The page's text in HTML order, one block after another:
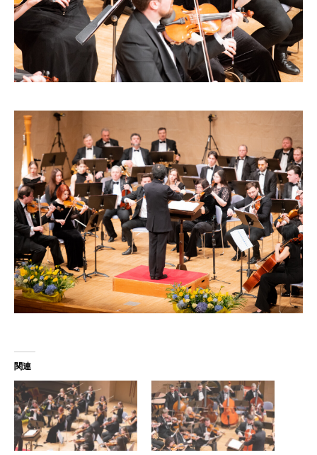
無料で登録したい企業様はこちら
関連